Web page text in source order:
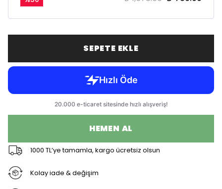
SEPETE EKLE
HEMEN AL
1000 TL’ye tamamla, kargo ücretsiz olsun
Kolay iade & değişim